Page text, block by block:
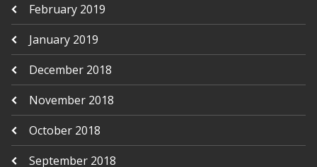
February 2019
January 2019
December 2018
November 2018
October 2018
September 2018